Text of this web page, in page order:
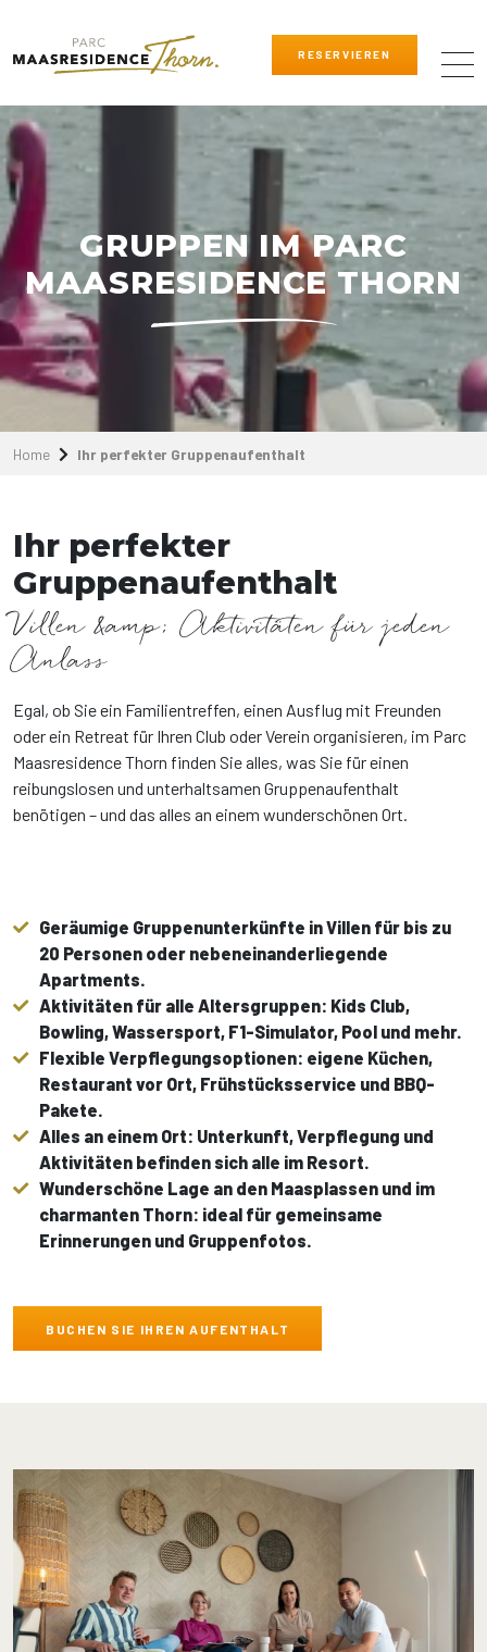
RESERVIEREN
GRUPPEN IM PARC
MAASRESIDENCE THORN
Home Ihr perfekter Gruppenaufenthalt
Ihr perfekter
Gruppenaufenthalt
Villen &amp; Aktivitäten für jeden
Anlass
Egal, ob Sie ein Familientreffen, einen Ausflug mit Freunden
oder ein Retreat für Ihren Club oder Verein organisieren, im Parc
Maasresidence Thorn finden Sie alles, was Sie für einen
reibungslosen und unterhaltsamen Gruppenaufenthalt
benötigen – und das alles an einem wunderschönen Ort.
Geräumige Gruppenunterkünfte in Villen für bis zu
20 Personen oder nebeneinanderliegende
Apartments.
Aktivitäten für alle Altersgruppen: Kids Club,
Bowling, Wassersport, F1-Simulator, Pool und mehr.
Flexible Verpflegungsoptionen: eigene Küchen,
Restaurant vor Ort, Frühstücksservice und BBQ-
Pakete.
Alles an einem Ort: Unterkunft, Verpflegung und
Aktivitäten befinden sich alle im Resort.
Wunderschöne Lage an den Maasplassen und im
charmanten Thorn: ideal für gemeinsame
Erinnerungen und Gruppenfotos.
BUCHEN SIE IHREN AUFENTHALT